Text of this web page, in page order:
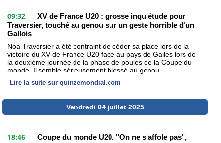
09:32 -
XV de France U20 : grosse inquiétude pour
Traversier, touché au genou sur un geste horrible d'un
Gallois
Noa Traversier a été contraint de céder sa place lors de la
victoire du XV de France U20 face au pays de Galles lors de
la deuxième journée de la phase de poules de la Coupe du
monde. Il semble sérieusement blessé au genou.
Lire la suite sur quinzemondial.com
Vendredi 04 juillet 2025
18:46 -
Coupe du monde U20. "On ne s’affole pas",